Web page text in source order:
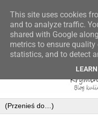
This site uses cookies
and to analyze traffic.
shared with Google
metrics to ensure quality
statistics, and to detect